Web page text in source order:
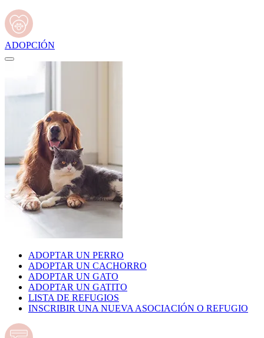
ADOPCIÓN
ADOPTAR UN PERRO
ADOPTAR UN CACHORRO
ADOPTAR UN GATO
ADOPTAR UN GATITO
LISTA DE REFUGIOS
INSCRIBIR UNA NUEVA ASOCIACIÓN O REFUGIO